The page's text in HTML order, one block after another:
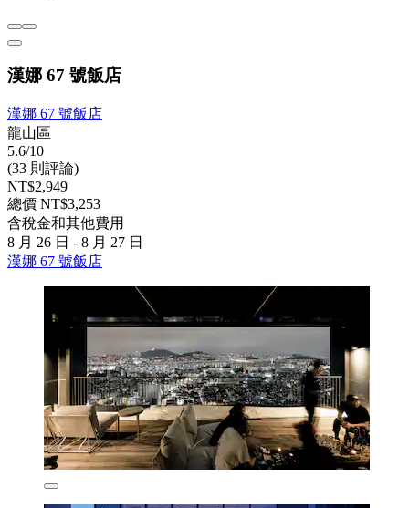
漢娜 67 號飯店
漢娜 67 號飯店
龍山區
5.6/10
(33 則評論)
NT$2,949
總價 NT$3,253
含稅金和其他費用
8 月 26 日 - 8 月 27 日
漢娜 67 號飯店